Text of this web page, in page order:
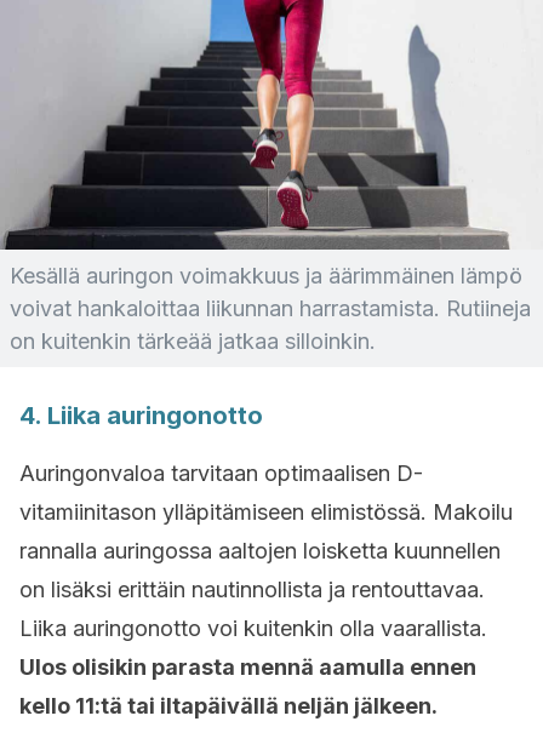
Kesällä auringon voimakkuus ja äärimmäinen lämpö
voivat hankaloittaa liikunnan harrastamista. Rutiineja
on kuitenkin tärkeää jatkaa silloinkin.
4. Liika auringonotto
Auringonvaloa tarvitaan optimaalisen D-
vitamiinitason ylläpitämiseen elimistössä. Makoilu
rannalla auringossa aaltojen loisketta kuunnellen
on lisäksi erittäin nautinnollista ja rentouttavaa.
Liika auringonotto voi kuitenkin olla vaarallista.
Ulos olisikin parasta mennä aamulla ennen
kello 11:tä tai iltapäivällä neljän jälkeen.